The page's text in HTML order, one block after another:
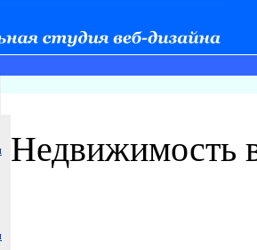
Недвижимость